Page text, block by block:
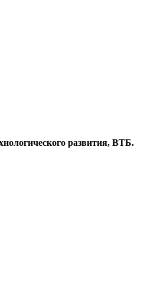
развития, ВТБ.